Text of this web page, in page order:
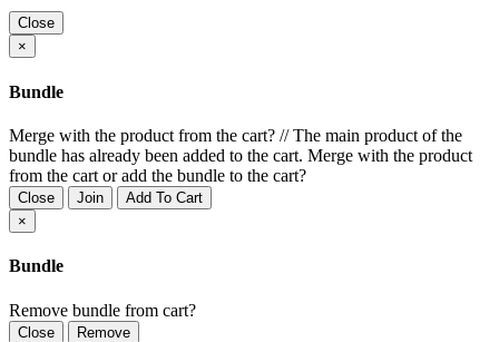
Close
×
Bundle
Merge with the product from the cart? //The main product of the
bundle has already been added to the cart. Merge with the product
from the cart or add the bundle to the cart?
Close Join
Add To Cart
×
Bundle
Remove bundle from cart?
Close Remove